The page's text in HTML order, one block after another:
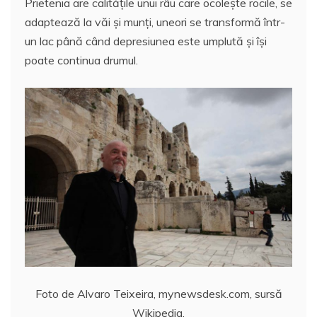
c
e
b
o
o
k
itt
er
ai
l
at
s
A
p
p
er
e
rt
aj
a
z
Prietenia are calitățile unui râu care ocolește rocile, se
adaptează la văi și munți, uneori se transformă într-
un lac până când depresiunea este umplută și își
poate continua drumul.
Foto de Alvaro Teixeira, mynewsdesk.com, sursă
Wikipedia.